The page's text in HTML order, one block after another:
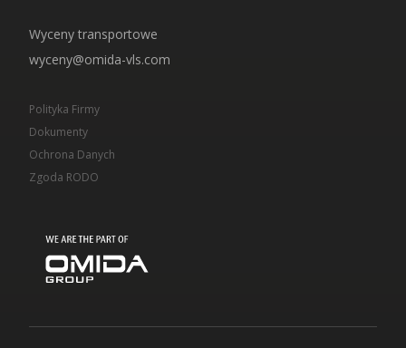
Wyceny transportowe
wyceny@omida-vls.com
Polityka Firmy
Dokumenty
Ochrona Danych
Zgoda RODO